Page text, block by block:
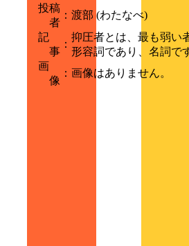
投稿
者
： 渡部 (わたなべ)
記
事
：
抑圧者とは、最も弱い
形容詞であり、名詞で
画
像
： 画像はありません。